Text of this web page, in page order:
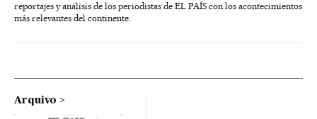
reportajes y análisis de los periodistas de EL PAÍS con los acontecimientos
más relevantes del continente.
Arquivo